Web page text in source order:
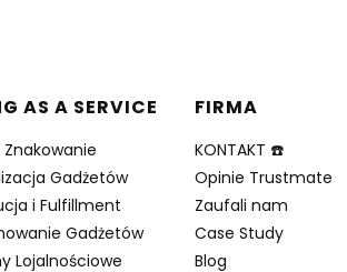
AS A SERVICE
Znakowanie
Gadżetów
i Fulfillment
Gadżetów
Lojalnościowe
FIRMA
KONTAKT ☎️
Opinie Trustmate
Zaufali nam
Case Study
Blog